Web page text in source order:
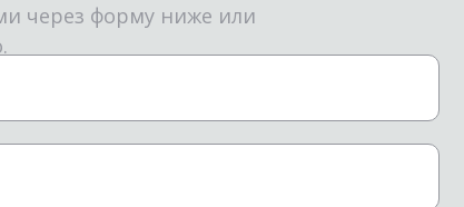
через форму ниже или